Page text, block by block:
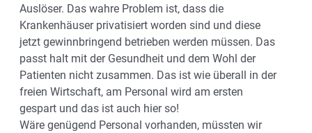
Auslöser. Das wahre Problem ist, dass die
Krankenhäuser privatisiert worden sind und diese
jetzt gewinnbringend betrieben werden müssen. Das
passt halt mit der Gesundheit und dem Wohl der
Patienten nicht zusammen. Das ist wie überall in der
freien Wirtschaft, am Personal wird am ersten
gespart und das ist auch hier so!
Wäre genügend Personal vorhanden, müssten wir